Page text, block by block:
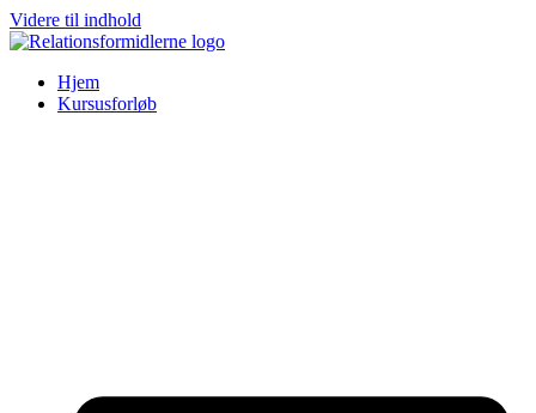
Videre til indhold
Hjem
Kursusforløb